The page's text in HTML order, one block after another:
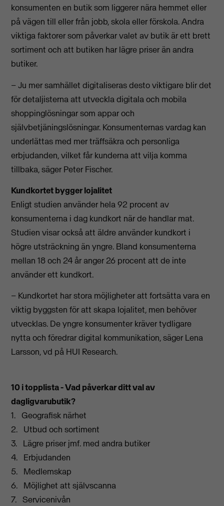
konsumenten en butik som liggerer nära hemmet eller
på vägen till eller från jobb, skola eller förskola. Andra
viktiga faktorer som påverkar valet av butik är ett brett
sortiment och att butiken har lägre priser än andra
butiker.
– Ju mer samhället digitaliseras desto viktigare blir det
för detaljisterna att utveckla digitala och mobila
shoppinglösningar som appar och
självbetjäningslösningar. Konsumenternas vardag kan
underlättas med mer träffsäkra och personliga
erbjudanden, vilket får kunderna att vilja komma
tillbaka, säger Peter Fischer.
Kundkortet bygger lojalitet
Enligt studien använder hela 92 procent av
konsumenterna i dag kundkort när de handlar mat.
Studien visar också att äldre använder kundkort i
högre utsträckning än yngre. Bland konsumenterna
mellan 18 och 24 år anger 26 procent att de inte
använder ett kundkort.
– Kundkortet har stora möjligheter att fortsätta vara en
viktig byggsten för att skapa lojalitet, men behöver
utvecklas. De yngre konsumenter kräver tydligare
nytta och föredrar digital kommunikation, säger Lena
Larsson, vd på HUI Research.
10 i topplista - Vad påverkar ditt val av
dagligvarubutik?
1. Geografisk närhet
2. Utbud och sortiment
3. Lägre priser jmf. med andra butiker
4. Erbjudanden
5. Medlemskap
6. Möjlighet att självscanna
7. Servicenivån